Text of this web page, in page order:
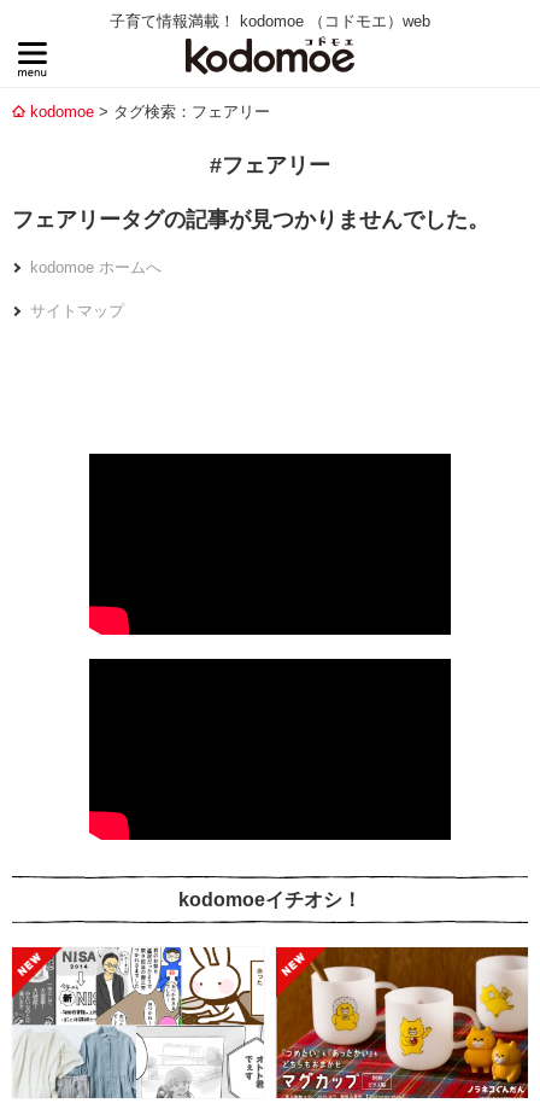
子育て情報満載！ kodomoe （コドモエ）web
kodomoe タグ検索：フェアリー
#フェアリー
フェアリータグの記事が見つかりませんでした。
kodomoe ホームへ
サイトマップ
kodomoeイチオシ！